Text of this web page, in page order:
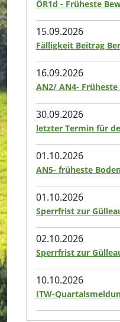
ÖR1d - Früheste
15.09.2026
Fälligkeit Beitrag
16.09.2026
AN2/ AN4-
30.09.2026
letzter Termin für
01.10.2026
AN5- früheste
01.10.2026
Sperrfrist zur
02.10.2026
Sperrfrist zur
10.10.2026
ITW-